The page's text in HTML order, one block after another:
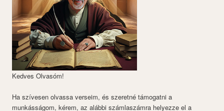
Kedves Olvasóm!
Ha szívesen olvassa verseim, és szeretné támogatni a
munkásságom, kérem, az alábbi számlaszámra helyezze el a